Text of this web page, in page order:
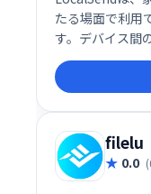
たる場面で利用
す。デバイス間
に行いたい方
ービスです。
filelu
0.0